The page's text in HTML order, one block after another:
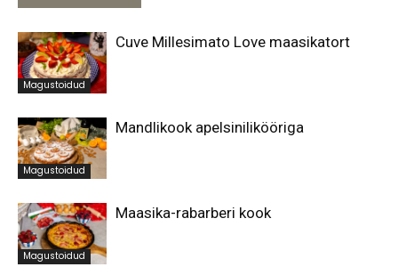
Magustoidud
Cuve Millesimato Love maasikatort
Magustoidud
Mandlikook apelsinilikööriga
Magustoidud
Maasika-rabarberi kook